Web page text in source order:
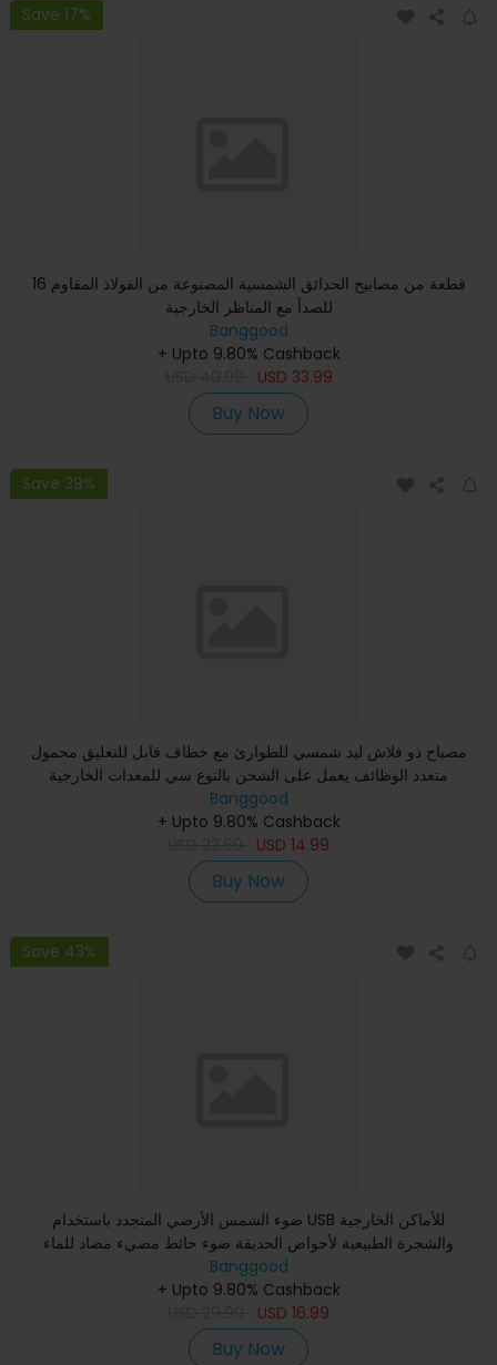
Save 17%
16 قطعة من مصابيح الحدائق الشمسية المصنوعة من الفولاذ المقاوم
للصدأ مع المناظر الخارجية
Banggood
+ Upto 9.80% Cashback
USD 33.99
Buy Now
Save 39%
مصباح ذو فلاش ليد شمسي للطوارئ مع خطاف قابل للتعليق محمول
متعدد الوظائف يعمل على الشحن بالنوع سي للمعدات الخارجية
Banggood
+ Upto 9.80% Cashback
USD 14.99
Buy Now
Save 43%
ضوء الشمس الأرضي المتجدد باستخدام USB للأماكن الخارجية
والشجرة الطبيعية لأحواض الحديقة ضوء حائط مضيء مضاد للماء
Banggood
+ Upto 9.80% Cashback
USD 16.99
Buy Now